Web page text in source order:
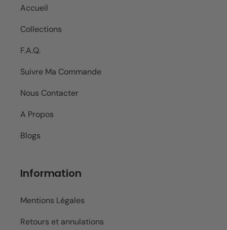
Accueil
Collections
F.A.Q.
Suivre Ma Commande
Nous Contacter
A Propos
Blogs
Information
Mentions Légales
Retours et annulations